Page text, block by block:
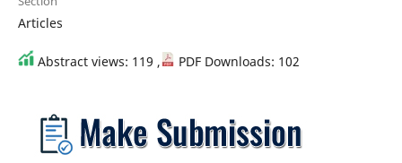
Articles
Abstract views: 119 , PDF Downloads: 102